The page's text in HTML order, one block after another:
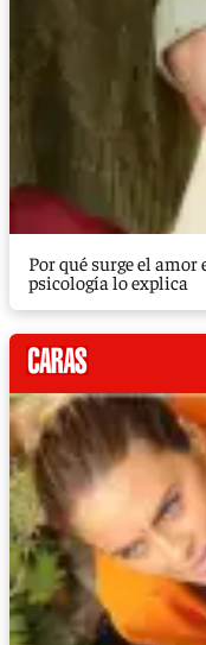
Por qué surge el
psicología lo explica